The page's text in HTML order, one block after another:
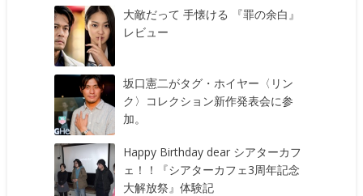
大敵だって 手懐ける 『罪の余白』
レビュー
坂口憲二がタグ・ホイヤー〈リン
ク〉コレクション新作発表会に参
加。
Happy Birthday dear シアターカフ
ェ！！『シアターカフェ3周年記念
大解放祭』体験記